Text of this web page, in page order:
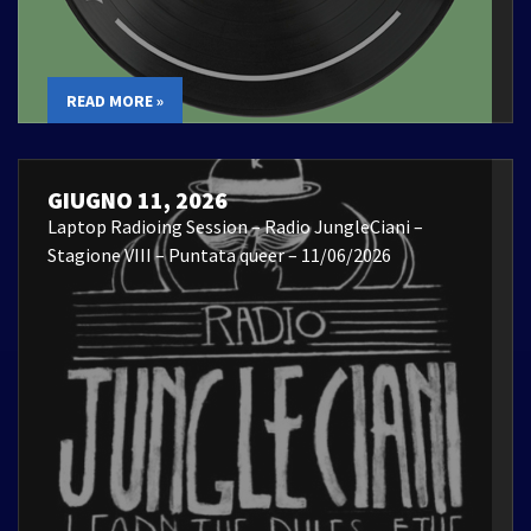
READ MORE »
GIUGNO 11, 2026
Laptop Radioing Session – Radio JungleCiani –
Stagione VIII – Puntata queer – 11/06/2026